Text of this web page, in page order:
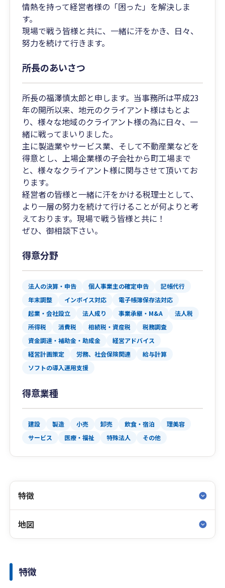
情熱を持って経営者様の「困った」を解決しま
す。
現場で戦う皆様と共に、一緒に汗をかき、日々、
努力を続けて行きます。
所長のあいさつ
所長の福澤慎太郎と申します。当事務所は平成23
年の開所以来、地元のクライアント様はもとよ
り、様々な地域のクライアント様の為に日々、一
緒に戦ってまいりました。
主に製造業やサービス業、そして不動産業などを
得意とし、上場企業様の子会社から町工場まで
と、様々なクライアント様に関与させて頂いてお
ります。
経営者の皆様と一緒に汗をかける税理士として、
より一層の努力を続けて行けることが何よりと考
えております。現場で戦う皆様と共に！
ぜひ、御相談下さい。
得意分野
法人の決算・申告 個人事業主の確定申告
記帳代行
年末調整
インボイス対応
電子帳簿保存法対応
起業・会社設立
法人成り 事業承継・M&A
法人税
所得税
消費税 相続税・資産税
税務調査
資金調達・補助金・助成金
経営アドバイス
経営計画策定
労務、社会保険関連
給与計算
ソフトの導入運用支援
得意業種
建設 製造 小売 卸売 飲食・宿泊
理美容
サービス
医療・福祉 特殊法人 その他
特徴
地図
特徴